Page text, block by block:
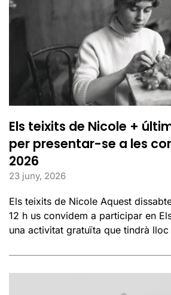
Els teixits de Nicole +
per presentar-se a les
2026
23 juny, 2026
Els teixits de Nicole Aquest
12 h us convidem a participar en
una activitat gratuïta que tindrà